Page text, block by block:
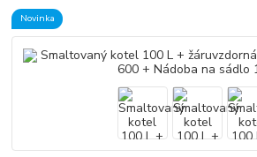
Novinka